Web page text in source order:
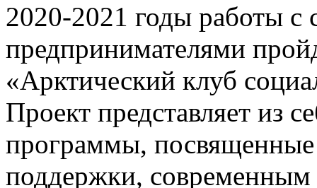
2020-2021 годы работы с
предпринимателями
«Арктический клуб
Проект представляет из
программы, посвященные
поддержки, современным